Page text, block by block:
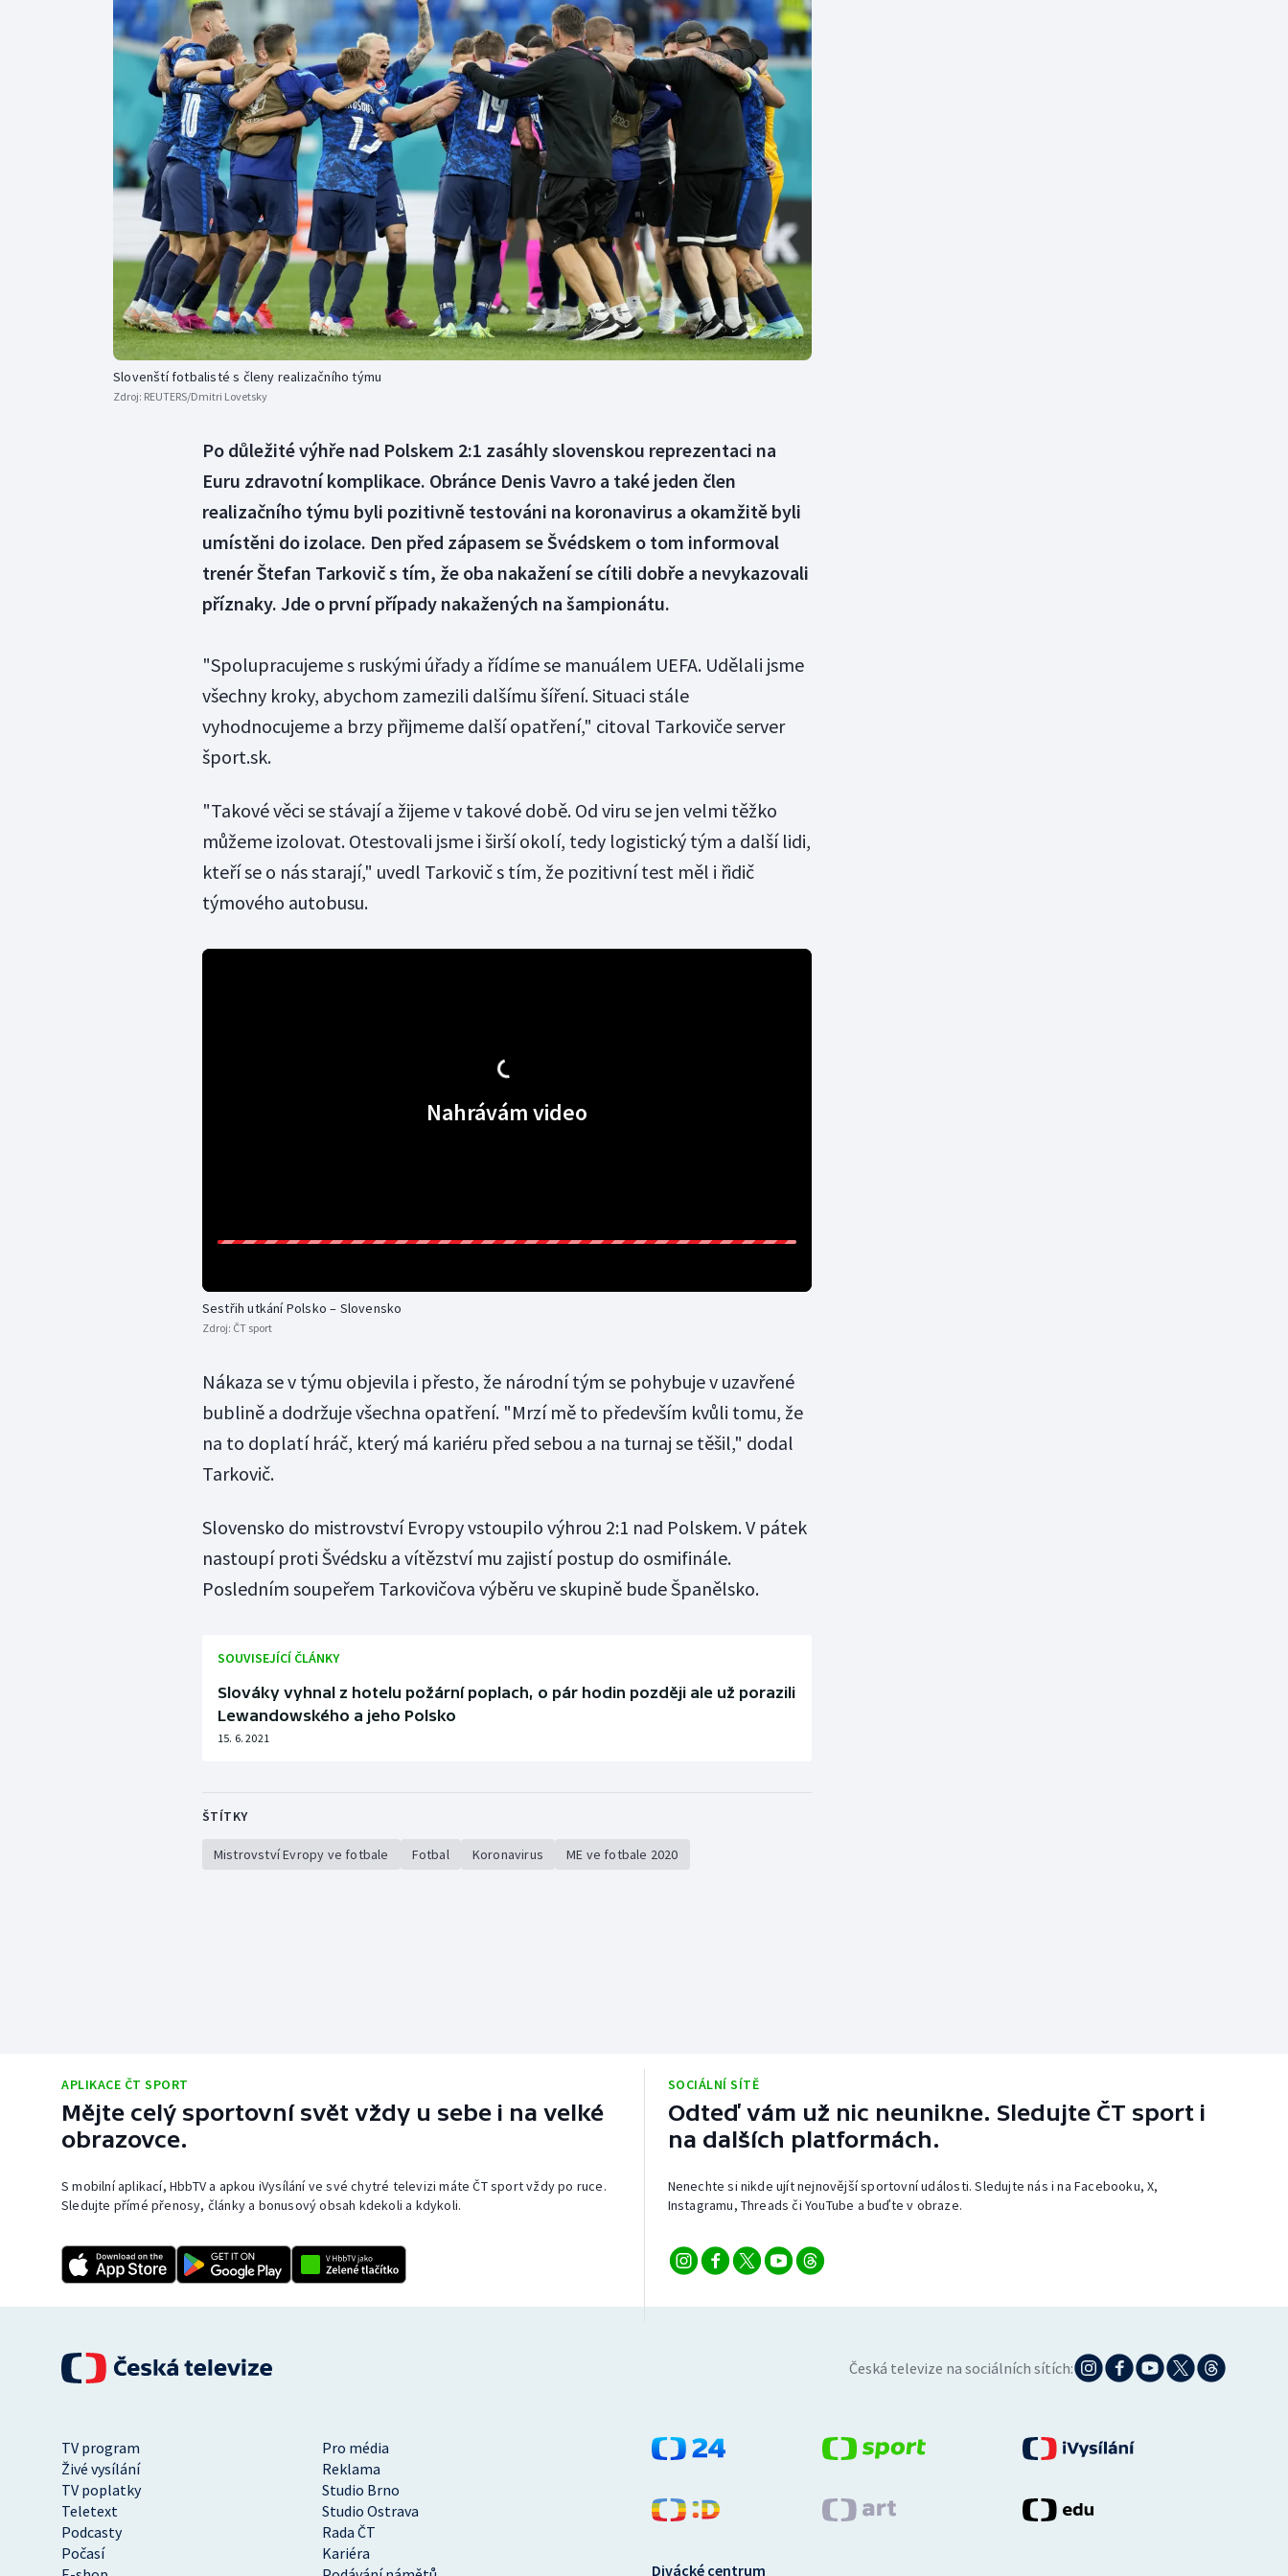
Curling
Dostihy
Florbal
Futsal
Golf
Gymnastika
Moderní pětiboj
Motorsport
Olympijské hry
Parasport
Plavání
Plážový volejbal
Triatlon
Veslování
Vodní slalom
Volejbal
Ostatní
Slovenští fotbalisté s členy realizačního týmu
Zdroj: REUTERS/Dmitri Lovetsky
Po důležité výhře nad Polskem 2:1 zasáhly slovenskou reprezentaci na
Euru zdravotní komplikace. Obránce Denis Vavro a také jeden člen
realizačního týmu byli pozitivně testováni na koronavirus a okamžitě byli
umístěni do izolace. Den před zápasem se Švédskem o tom informoval
trenér Štefan Tarkovič s tím, že oba nakažení se cítili dobře a nevykazovali
příznaky. Jde o první případy nakažených na šampionátu.
"Spolupracujeme s ruskými úřady a řídíme se manuálem UEFA. Udělali jsme
všechny kroky, abychom zamezili dalšímu šíření. Situaci stále
vyhodnocujeme a brzy přijmeme další opatření," citoval Tarkoviče server
šport.sk.
"Takové věci se stávají a žijeme v takové době. Od viru se jen velmi těžko
můžeme izolovat. Otestovali jsme i širší okolí, tedy logistický tým a další lidi,
kteří se o nás starají," uvedl Tarkovič s tím, že pozitivní test měl i řidič
týmového autobusu.
Nahrávám video
Sestřih utkání Polsko – Slovensko
Zdroj: ČT sport
Nákaza se v týmu objevila i přesto, že národní tým se pohybuje v uzavřené
bublině a dodržuje všechna opatření. "Mrzí mě to především kvůli tomu, že
na to doplatí hráč, který má kariéru před sebou a na turnaj se těšil," dodal
Tarkovič.
Slovensko do mistrovství Evropy vstoupilo výhrou 2:1 nad Polskem. V pátek
nastoupí proti Švédsku a vítězství mu zajistí postup do osmifinále.
Posledním soupeřem Tarkovičova výběru ve skupině bude Španělsko.
SOUVISEJÍCÍ ČLÁNKY
Slováky vyhnal z hotelu požární poplach, o pár hodin později ale už porazili
Lewandowského a jeho Polsko
15. 6. 2021
ŠTÍTKY
Mistrovství Evropy ve fotbale Fotbal Koronavirus ME ve fotbale 2020
APLIKACE ČT SPORT
Mějte celý sportovní svět vždy u sebe i na velké
obrazovce.
S mobilní aplikací, HbbTV a apkou iVysílání ve své chytré televizi máte ČT sport vždy po ruce.
Sledujte přímé přenosy, články a bonusový obsah kdekoli a kdykoli.
SOCIÁLNÍ SÍTĚ
Odteď vám už nic neunikne. Sledujte ČT sport i
na dalších platformách.
Nenechte si nikde ujít nejnovější sportovní události. Sledujte nás i na Facebooku, X,
Instagramu, Threads či YouTube a buďte v obraze.
Česká televize na sociálních sítích:
TV program
Pro média
Živé vysílání
Reklama
TV poplatky
Studio Brno
Teletext
Studio Ostrava
Podcasty
Rada ČT
Počasí
Kariéra
Divácké centrum